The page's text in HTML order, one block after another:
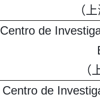
（
Centro de
Centro de